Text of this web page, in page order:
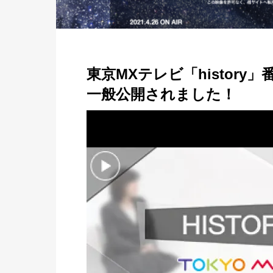
東京MXテレビ「history」
一般公開されました！